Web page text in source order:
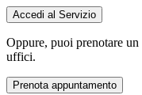
Accedi al Servizio
Oppure, puoi prenotare un
uffici.
Prenota appuntamento